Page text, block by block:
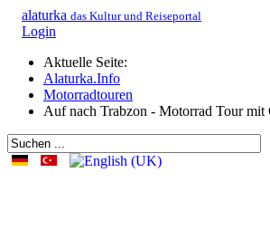
alaturka das Kultur und Reiseportal
Login
Aktuelle Seite:
Alaturka.Info
Motorradtouren
Auf nach Trabzon - Motorrad Tour mit